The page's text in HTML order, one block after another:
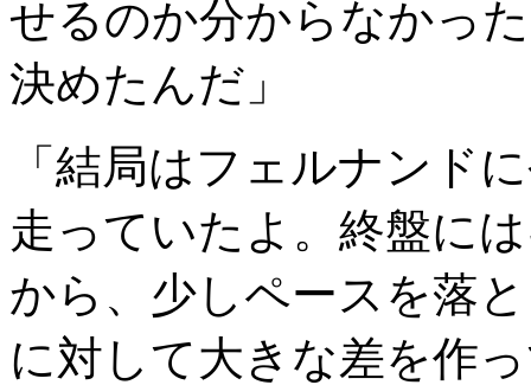
せるのか分からなかっ
決めたんだ」
「結局はフェルナンド
走っていたよ。終盤に
から、少しペースを落
に対して大きな差を作